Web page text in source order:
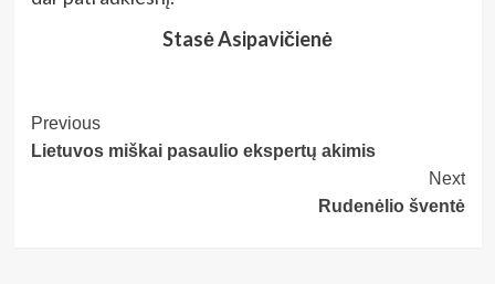
Stasė Asipavičienė
Post
Navigation
Previous
Lietuvos miškai pasaulio ekspertų akimis
Next
Rudenėlio šventė